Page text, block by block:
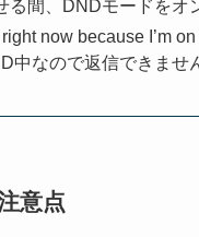
る間、DNDモードをオ
now because I’m
中なので返信できませ
意点